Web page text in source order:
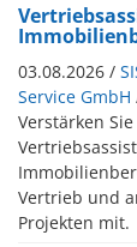
03.08.2026 /
Service GmbH
Verstärken
Vertrieb und
Projekten mit.